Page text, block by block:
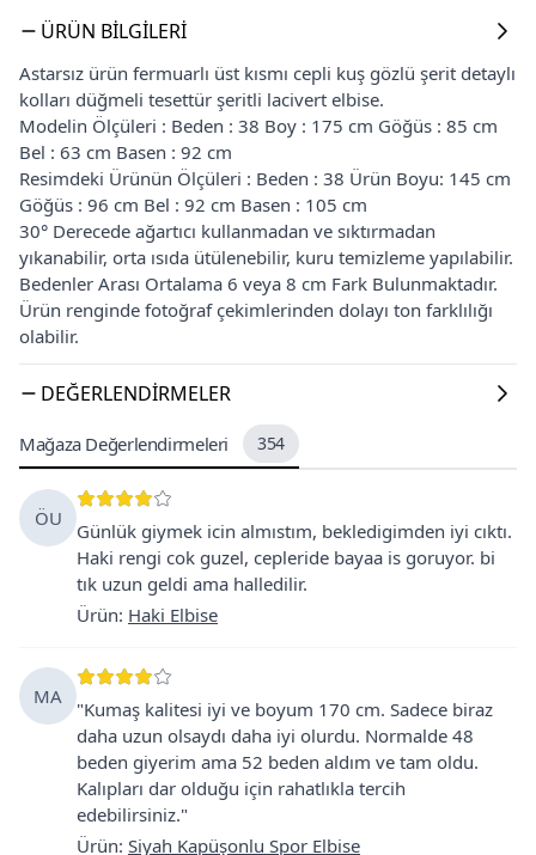
ÜRÜN BILGILERI
Astarsız ürün fermuarlı üst kısmı cepli kuş gözlü şerit detaylı
kolları düğmeli tesettür şeritli lacivert elbise.
Modelin Ölçüleri : Beden : 38 Boy : 175 cm Göğüs : 85 cm
Bel : 63 cm Basen : 92 cm
Resimdeki Ürünün Ölçüleri : Beden : 38 Ürün Boyu: 145 cm
Göğüs : 96 cm Bel : 92 cm Basen : 105 cm
30° Derecede ağartıcı kullanmadan ve sıktırmadan
yıkanabilir, orta ısıda ütülenebilir, kuru temizleme yapılabilir.
Bedenler Arası Ortalama 6 veya 8 cm Fark Bulunmaktadır.
Ürün renginde fotoğraf çekimlerinden dolayı ton farklılığı
olabilir.
DEĞERLENDIRMELER
Mağaza Değerlendirmeleri 354
ÖU
Günlük giymek icin almıstım, bekledigimden iyi cıktı.
Haki rengi cok guzel, cepleride bayaa is goruyor. bi
tık uzun geldi ama halledilir.
Ürün: Haki Elbise
MA
"Kumaş kalitesi iyi ve boyum 170 cm. Sadece biraz
daha uzun olsaydı daha iyi olurdu. Normalde 48
beden giyerim ama 52 beden aldım ve tam oldu.
Kalıpları dar olduğu için rahatlıkla tercih
edebilirsiniz."
Ürün: Siyah Kapüşonlu Spor Elbise